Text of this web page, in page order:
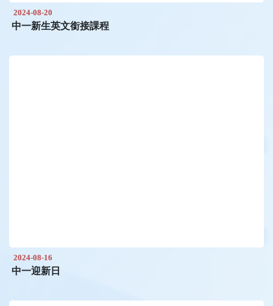
2024-08-20
中一新生英文銜接課程
2024-08-16
中一迎新日